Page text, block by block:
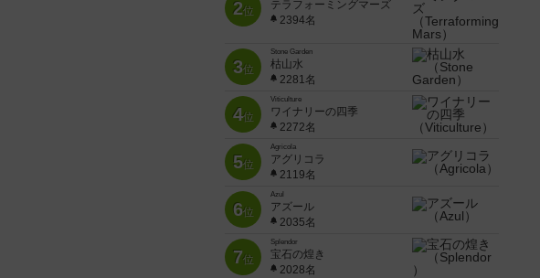
2位
テラフォーミングマーズ
2394名
3位
Stone Garden
枯山水
2281名
4位
Viticulture
ワイナリーの四季
2272名
5位
Agricola
アグリコラ
2119名
6位
Azul
アズール
2035名
7位
Splendor
宝石の煌き
2028名